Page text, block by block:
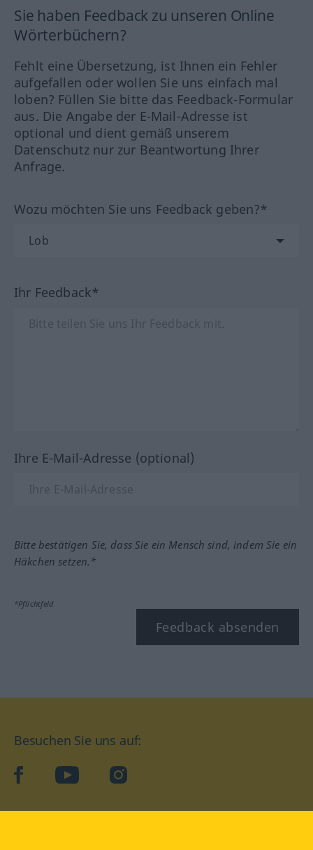
Sie haben Feedback zu unseren Online
Wörterbüchern?
Fehlt eine Übersetzung, ist Ihnen ein Fehler
aufgefallen oder wollen Sie uns einfach mal
loben? Füllen Sie bitte das Feedback-Formular
aus. Die Angabe der E-Mail-Adresse ist
optional und dient gemäß unserem
Datenschutz nur zur Beantwortung Ihrer
Anfrage.
Wozu möchten Sie uns Feedback geben?*
Ihr Feedback*
Ihre E-Mail-Adresse (optional)
Bitte bestätigen Sie, dass Sie ein Mensch sind, indem Sie ein
Häkchen setzen.*
*Pflichtfeld
Feedback absenden
Besuchen Sie uns auf:
facebookYouTube Instagram